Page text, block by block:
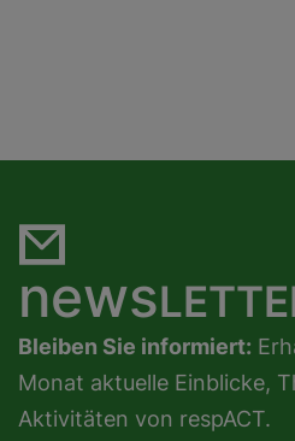
news
Bleiben Sie informiert:
Monat aktuelle Einblicke,
Aktivitäten von respACT.